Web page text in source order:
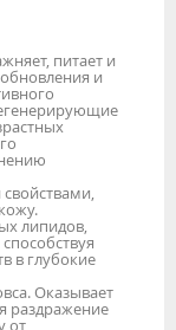
питает и
и
липидов,
в глубокие
Оказывает
раздражение
от